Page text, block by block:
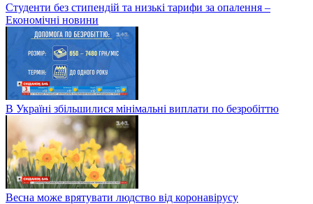
Студенти без стипендій та низькі тарифи за опалення –
Економічні новини
В Україні збільшилися мінімальні виплати по безробіттю
Весна може врятувати людство від коронавірусу